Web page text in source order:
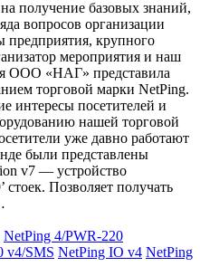
получение базовых знаний,
вопросов организации
предприятия, крупного
мероприятия и наш
ООО «НАГ» представила
торговой марки NetPing.
интересы посетителей и
нашей торговой
уже давно работают
были представлены
v7 — устройство
стоек. Позволяет получать
NetPing 4/PWR-220
v4/SMS NetPing IO v4 NetPing